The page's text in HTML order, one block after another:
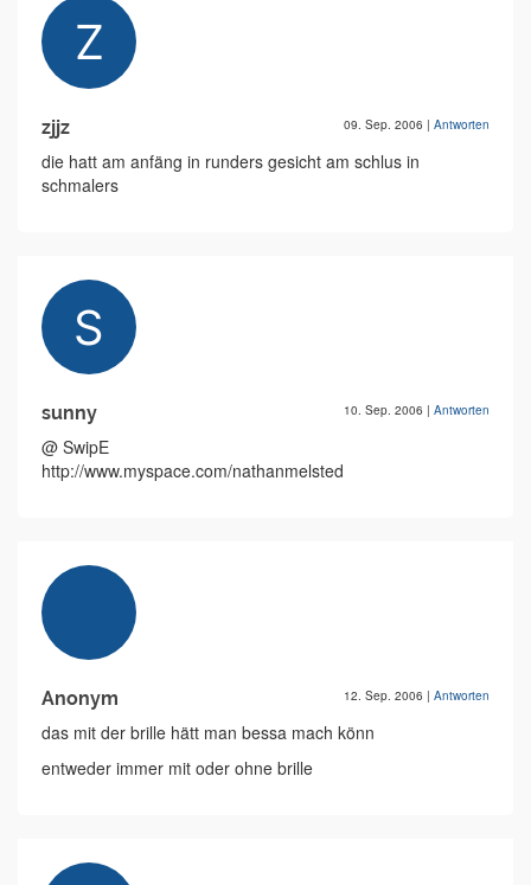
zjjz 09. Sep. 2006 | Antworten
die hatt am anfäng in runders gesicht am schlus in
schmalers
sunny 10. Sep. 2006 | Antworten
@ SwipE
http://www.myspace.com/nathanmelsted
Anonym 12. Sep. 2006 | Antworten
das mit der brille hätt man bessa mach könn
entweder immer mit oder ohne brille